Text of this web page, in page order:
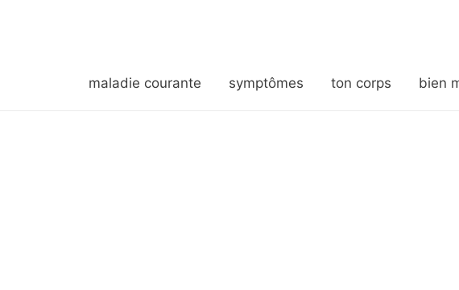
maladie courante symptômes ton corps bien